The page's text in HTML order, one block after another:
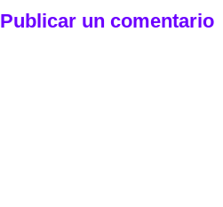
Publicar un comentario